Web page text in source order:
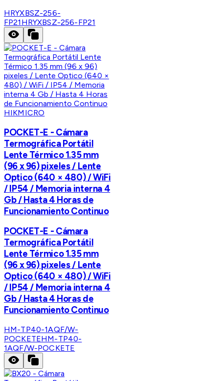
HRYXBSZ-256-
FP21 HRYXBSZ-256-FP21
HIKMICRO
POCKET-E - Cámara
Termográfica Portátil
Lente Térmico 1.35 mm
(96 x 96) pixeles / Lente
Optico (640 × 480) / WiFi
/ IP54 / Memoria interna 4
Gb / Hasta 4 Horas de
Funcionamiento Continuo
POCKET-E - Cámara
Termográfica Portátil
Lente Térmico 1.35 mm
(96 x 96) pixeles / Lente
Optico (640 × 480) / WiFi
/ IP54 / Memoria interna 4
Gb / Hasta 4 Horas de
Funcionamiento Continuo
HM-TP40-1AQF/W-
POCKETEHM-TP40-
1AQF/W-POCKETE